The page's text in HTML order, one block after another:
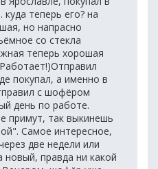
теперь его? на
но напрасно
со стекла
теперь хорошая
покупал, а именно в
с шофёром
день по работе.
примут, так выкинешь
Самое интересное,
две недели или
правда ни какой